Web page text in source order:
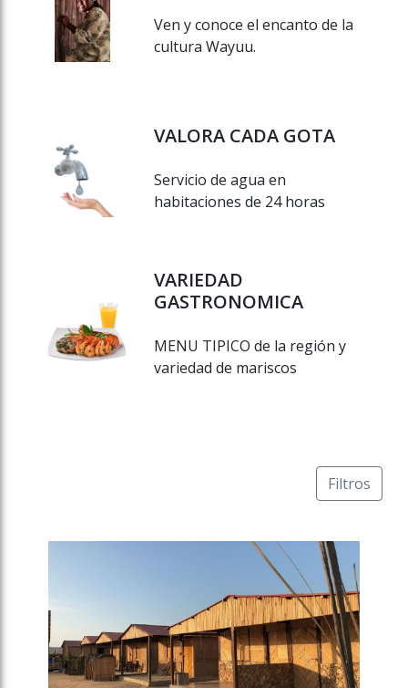
Ven y conoce el encanto de la
cultura Wayuu.
VALORA CADA GOTA
Servicio de agua en
habitaciones de 24 horas
VARIEDAD
GASTRONOMICA
MENU TIPICO de la región y
variedad de mariscos
Filtros